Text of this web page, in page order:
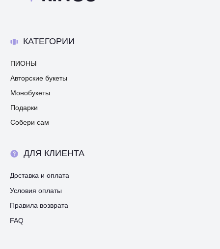
Собери сам
Подарки
Монобукеты
ПИОНЫ
Авторские букеты
Доставка и оплата
Условия оплаты
ДЛЯ КЛИЕНТА
FAQ
Правила возврата
КАТЕГОРИИ